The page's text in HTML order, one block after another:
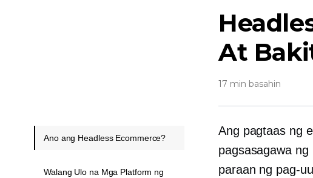
At
17 min basahin
Ang pagtaas ng
pagsasagawa
paraan ng pag-
Ano ang Headless Ecommerce?
Walang Ulo na Mga Platform ng